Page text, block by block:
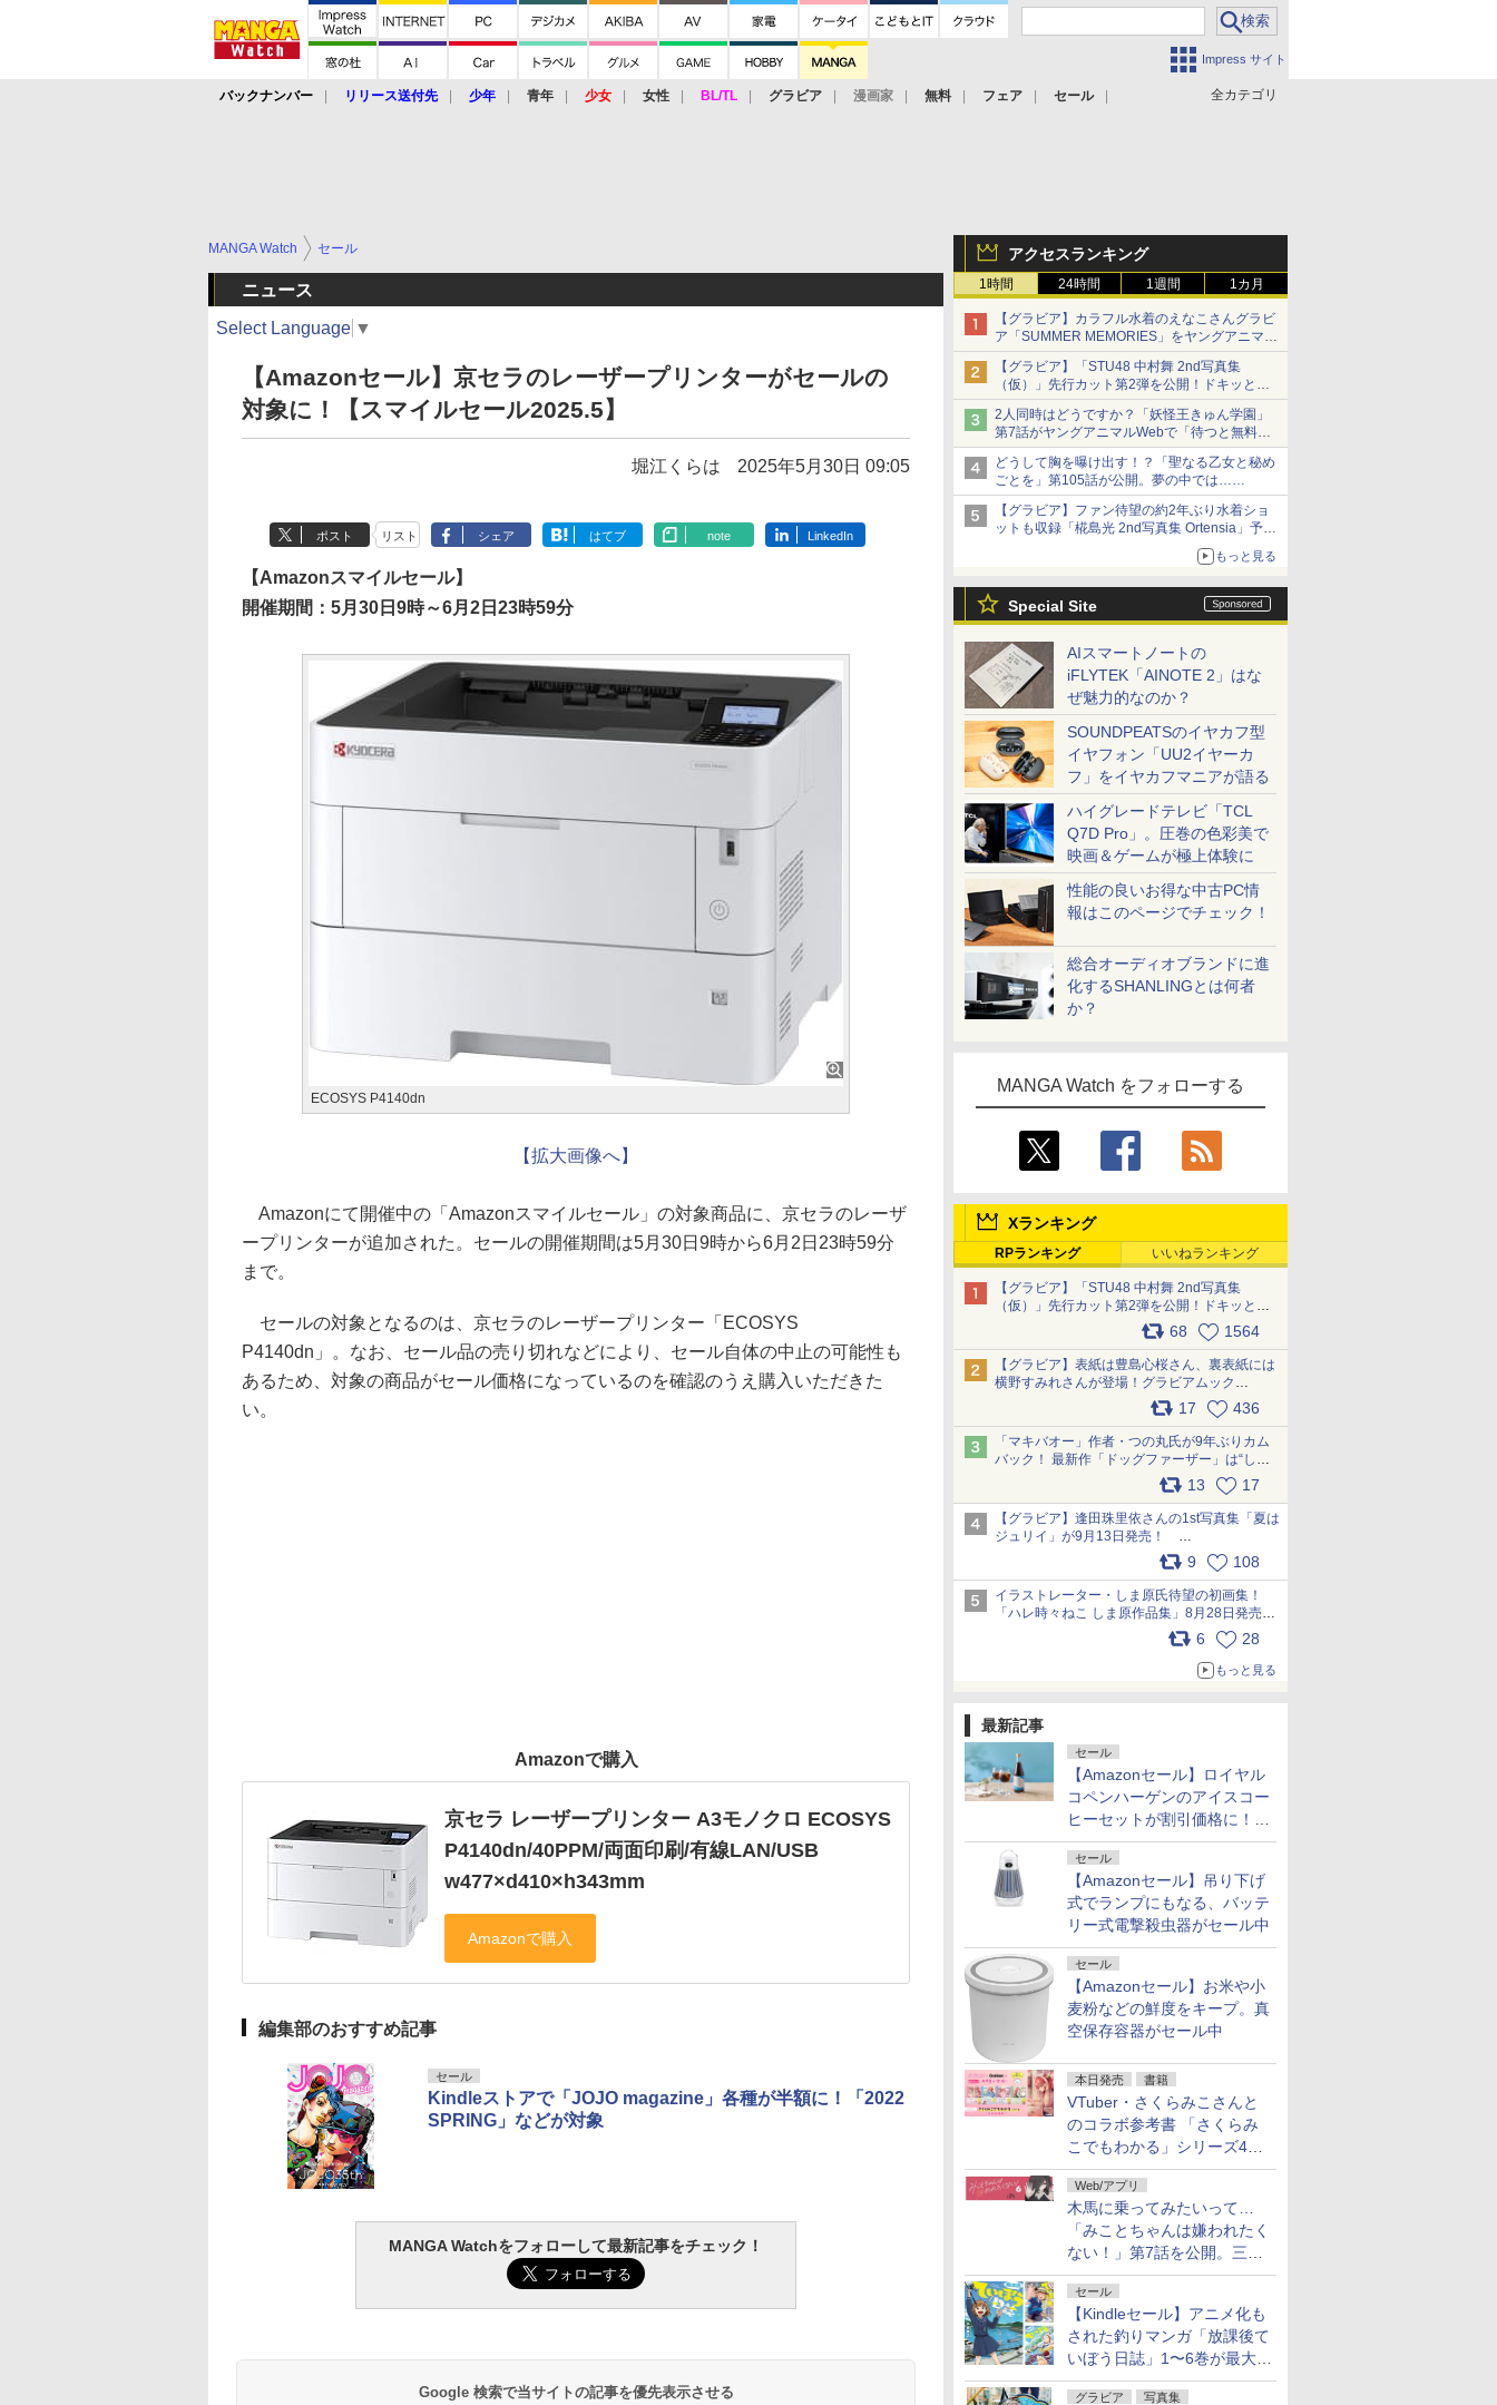
Impress サイト
全カテゴリ
バックナンバー リリース送付先 少年 青年 少女 女性 BL/TL グラビア 漫画家 無料 フェア セール
アクセスランキング
1時間 24時間 1週間 1カ月
【グラビア】カラフル水着のえなこさんグラビ
ア「SUMMER MEMORIES」をヤングアニマル
Webで公開中
【グラビア】「STU48 中村舞 2nd写真集
（仮）」先行カット第2弾を公開！ドキッとす
るランジェリーカットなど新たな挑戦
2人同時はどうですか？「妖怪王きゅん学園」
第7話がヤングアニマルWebで「待つと無料」
に！
どうして胸を曝け出す！？「聖なる乙女と秘め
ごとを」第105話が公開。夢の中では……
【グラビア】ファン待望の約2年ぶり水着ショ
ットも収録「椛島光 2nd写真集 Ortensia」予約
もっと見る
Special Site
AIスマートノートの
iFLYTEK「AINOTE 2」はな
ぜ魅力的なのか？
SOUNDPEATSのイヤカフ型
イヤフォン「UU2イヤーカ
フ」をイヤカフマニアが語る
ハイグレードテレビ「TCL
Q7D Pro」。圧巻の色彩美で
映画＆ゲームが極上体験に
性能の良いお得な中古PC情
報はこのページでチェック！
総合オーディオブランドに進
化するSHANLINGとは何者
か？
MANGA Watch をフォローする
Xランキング
RPランキング いいねランキング
【グラビア】「STU48 中村舞 2nd写真集
（仮）」先行カット第2弾を公開！ドキッとす
るランジェリーカットなど新たな挑戦
68 1564
【グラビア】表紙は豊島心桜さん、裏表紙には
横野すみれさんが登場！グラビアムック
「PARADE」2026夏号が本日発売
17 436
「マキバオー」作者・つの丸氏が9年ぶりカム
バック！ 最新作「ドッグファーザー」は“しゃ
べらない動物”とのリアルな暮らしを描く 「も
うこれ以上の幸せはない」……一緒に暮らす愛
犬たちへ… pic.x.com/hEr88DgVyD
13 17
【グラビア】逢田珠里依さんの1st写真集「夏は
ジュリイ」が9月13日発売！
9 108
イラストレーター・しま原氏待望の初画集！
「ハレ時々ねこ しま原作品集」8月28日発売
6 28
もっと見る
最新記事
セール
【Amazonセール】ロイヤル
コペンハーゲンのアイスコー
ヒーセットが割引価格に！夏
のギフトに最適！
セール
【Amazonセール】吊り下げ
式でランプにもなる、バッテ
リー式電撃殺虫器がセール中
セール
【Amazonセール】お米や小
麦粉などの鮮度をキープ。真
空保存容器がセール中
本日発売 書籍
VTuber・さくらみこさんと
のコラボ参考書 「さくらみ
こでもわかる」シリーズ4冊
が本日発売！
Web/アプリ
木馬に乗ってみたいって…
「みことちゃんは嫌われたく
ない！」第7話を公開。三角
じゃない方か
セール
【Kindleセール】アニメ化も
された釣りマンガ「放課後て
いぼう日誌」1〜6巻が最大
50％オフのセール中！
グラビア 写真集
MANGA Watch セール
ニュース
Select Language ▼
【Amazonセール】京セラのレーザープリンターがセールの
対象に！【スマイルセール2025.5】
堀江くらは 2025年5月30日 09:05
ポスト リスト シェア はてブ note LinkedIn
【Amazonスマイルセール】
開催期間：5月30日9時～6月2日23時59分
ECOSYS P4140dn
【拡大画像へ】
Amazonにて開催中の「Amazonスマイルセール」の対象商品に、京セラのレーザ
ープリンターが追加された。セールの開催期間は5月30日9時から6月2日23時59分
まで。
セールの対象となるのは、京セラのレーザープリンター「ECOSYS
P4140dn」。なお、セール品の売り切れなどにより、セール自体の中止の可能性も
あるため、対象の商品がセール価格になっているのを確認のうえ購入いただきた
い。
Amazonで購入
京セラ レーザープリンター A3モノクロ ECOSYS
P4140dn/40PPM/両面印刷/有線LAN/USB
w477×d410×h343mm
編集部のおすすめ記事
セール
Kindleストアで「JOJO magazine」各種が半額に！「2022
SPRING」などが対象
MANGA Watchをフォローして最新記事をチェック！
Google 検索で当サイトの記事を優先表示させる